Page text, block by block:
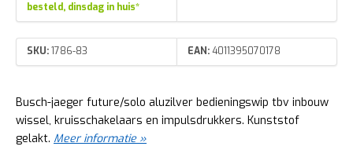
besteld, dinsdag in huis*
SKU:1786-83 EAN:4011395070178
Busch-jaeger future/solo aluzilver bedieningswip tbv inbouw
wissel, kruisschakelaars en impulsdrukkers. Kunststof
gelakt. Meer informatie »